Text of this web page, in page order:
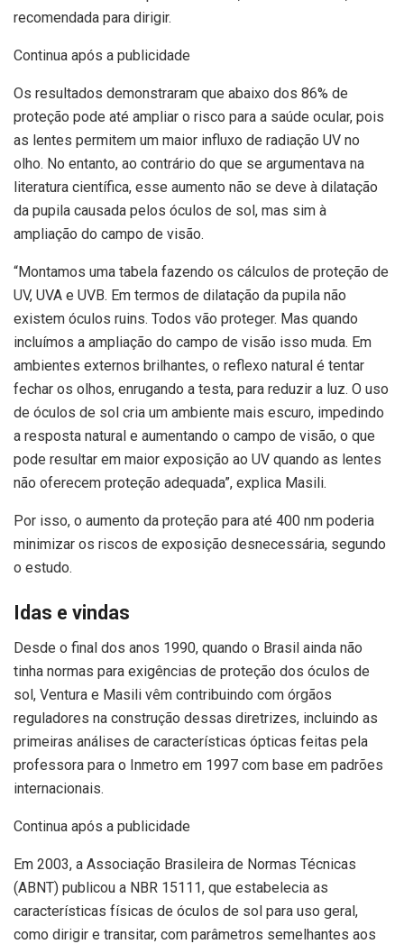
recomendada para dirigir.
Continua após a publicidade
Os resultados demonstraram que abaixo dos 86% de
proteção pode até ampliar o risco para a saúde ocular, pois
as lentes permitem um maior influxo de radiação UV no
olho. No entanto, ao contrário do que se argumentava na
literatura científica, esse aumento não se deve à dilatação
da pupila causada pelos óculos de sol, mas sim à
ampliação do campo de visão.
“Montamos uma tabela fazendo os cálculos de proteção de
UV, UVA e UVB. Em termos de dilatação da pupila não
existem óculos ruins. Todos vão proteger. Mas quando
incluímos a ampliação do campo de visão isso muda. Em
ambientes externos brilhantes, o reflexo natural é tentar
fechar os olhos, enrugando a testa, para reduzir a luz. O uso
de óculos de sol cria um ambiente mais escuro, impedindo
a resposta natural e aumentando o campo de visão, o que
pode resultar em maior exposição ao UV quando as lentes
não oferecem proteção adequada”, explica Masili.
Por isso, o aumento da proteção para até 400 nm poderia
minimizar os riscos de exposição desnecessária, segundo
o estudo.
Idas e vindas
Desde o final dos anos 1990, quando o Brasil ainda não
tinha normas para exigências de proteção dos óculos de
sol, Ventura e Masili vêm contribuindo com órgãos
reguladores na construção dessas diretrizes, incluindo as
primeiras análises de características ópticas feitas pela
professora para o Inmetro em 1997 com base em padrões
internacionais.
Continua após a publicidade
Em 2003, a Associação Brasileira de Normas Técnicas
(ABNT) publicou a NBR 15111, que estabelecia as
características físicas de óculos de sol para uso geral,
como dirigir e transitar, com parâmetros semelhantes aos